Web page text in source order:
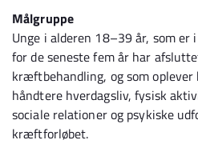
Målgruppe
Unge i alderen 18–39 år, som
for de seneste fem år har
kræftbehandling, og som
håndtere hverdagsliv, fysisk
sociale relationer og psykiske
kræftforløbet.